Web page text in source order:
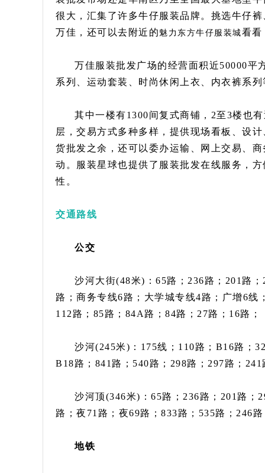
很大，汇集了许多牛仔服装品牌。挑选牛仔
万佳，还可以去附近的 魅力东方牛仔服装城看看
万佳服装批发广场的经营面积近50000平
系列、运动套装、时尚休闲上衣、内衣裤系
其中一楼有1300间复式商铺，2至3楼也
层，交易方式多种多样，提供现场看板、设
货批发之余，还可以委办运输、网上交易、
动。服装星球也提供了服装批发在线服务，
性。
交通路线
公交
沙河大街(48米)：65路；236路；201路
路；商务专线6路；大学城专线4路；广增6线
112路；85路；84A路；84路；27路；16路；
沙河(245米)：175线；110路；B16路；
B18路；841路；540路；298路；297路；
沙河顶(346米)：65路；236路；201路；
路；夜71路；夜69路；833路；535路；246
地铁